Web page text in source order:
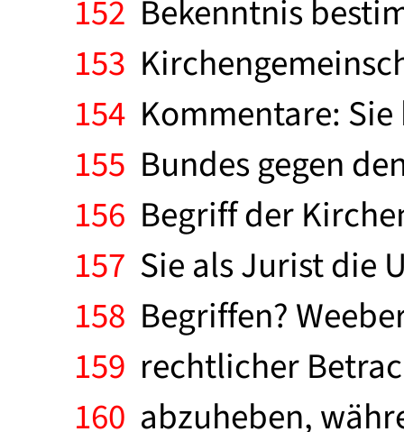
152 Bekenntnis
153
154 Kommentare:
155 Bundes gegen
156 Begriff der
157 Sie als Jurist die
158 Begriffen?
159 rechtlicher
160 abzuheben,